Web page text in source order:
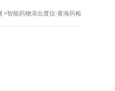
>智能药物溶出度仪-黄海药检